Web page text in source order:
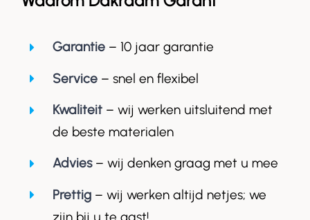
Garantie– 10 jaar garantie
Service – snel en flexibel
Kwaliteit– wij werken uitsluitend met
de beste materialen
Advies– wij denken graag met u mee
Prettig– wij werken altijd netjes; we
zijn bij u te gast!